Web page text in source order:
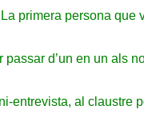
primera persona que
d’un en un als
entrevista, al claustre